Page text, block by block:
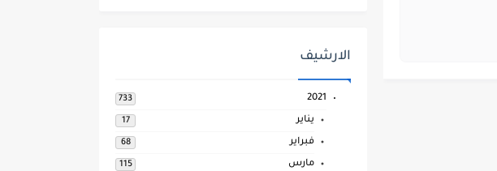
الارشيف
2021
733
يناير 17
فبراير 68
مارس 115